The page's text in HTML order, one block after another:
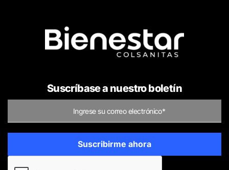
Suscríbase a nuestro boletín